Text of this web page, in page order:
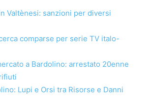
Valtènesi: sanzioni per diversi
comparse per serie TV italo-
a Bardolino: arrestato 20enne
Lupi e Orsi tra Risorse e Danni